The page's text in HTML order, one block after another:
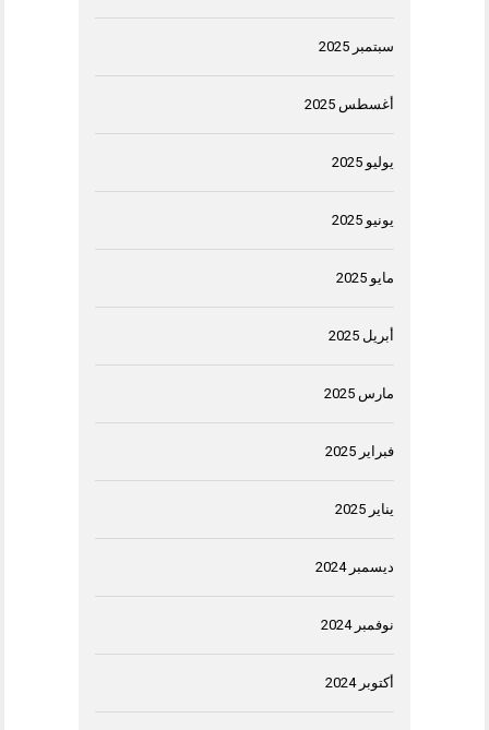
سبتمبر 2025
أغسطس 2025
يوليو 2025
يونيو 2025
مايو 2025
أبريل 2025
مارس 2025
فبراير 2025
يناير 2025
ديسمبر 2024
نوفمبر 2024
أكتوبر 2024